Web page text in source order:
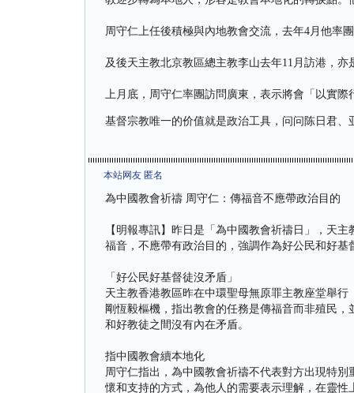
周守仁上任後積極與內地教會交流，去年4月他率
及後天主教北京教區總主教李山去年11月訪港，
上月底，周守仁率團訪問廣東，表示將會「以實際
基督宗教唯一的价值就是政治工具，问问陈日君、
本站网友 匿名
為中國教會祈禱 周守仁：傳福音不應帶政治目的
【明報專訊】昨日是「為中國教會祈禱日」，天
福音，不應帶有政治目的，強調作為好公民和好
「好公民好基督徒沒矛盾」
天主教香港教區昨在中環聖母無原罪主教座堂舉
剛恆毅樞機，指出教會的任務是傳福音而非殖民
和好教徒之間沒有內在矛盾。
指中國教會續本地化
周守仁指出，為中國教會祈禱不代表對方出現特
懷和支持的方式，為他人的需要表示理解，在靈